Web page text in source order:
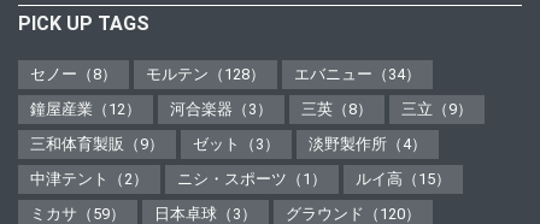
PICK UP TAGS
セノー（8） モルテン（128）
エバニュー（34）
鐘屋産業（12）
河合楽器（3） 三英（8）
三立（9）
三和体育製販（9）
ゼット（3）
淡野製作所（4）
中津テント（2）
ニシ・スポーツ（1）
ルイ高（15）
ミカサ（59）
日本卓球（3）
グラウンド（120）